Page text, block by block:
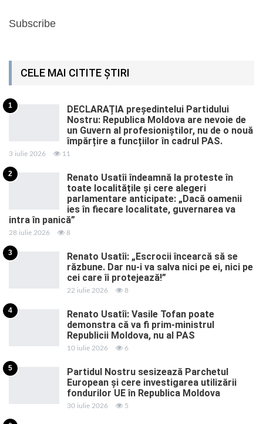
Subscribe
CELE MAI CITITE ȘTIRI
1
DECLARAȚIA președintelui Partidului
Nostru: Republica Moldova are nevoie de
un Guvern al profesioniștilor, nu de o nouă
împărțire a funcțiilor în cadrul PAS.
3 iulie 2026 11
2
Renato Usatîi îndeamnă la proteste în
toate localitățile și cere alegeri
parlamentare anticipate: „Dacă oamenii
ies în fiecare localitate, guvernarea va
intra în panică”
28 iulie 2026 8
3
Renato Usatîi: „Escrocii încearcă să se
răzbune. Dar nu-i va salva nici pe ei, nici pe
cei care îi protejează!”
22 iulie 2026 8
4
Renato Usatîi: Vasile Tofan poate
demonstra că va fi prim-ministrul
Republicii Moldova, nu al PAS
10 iulie 2026 6
5
Partidul Nostru sesizează Parchetul
European și cere investigarea utilizării
fondurilor UE în Republica Moldova
30 iulie 2026 5